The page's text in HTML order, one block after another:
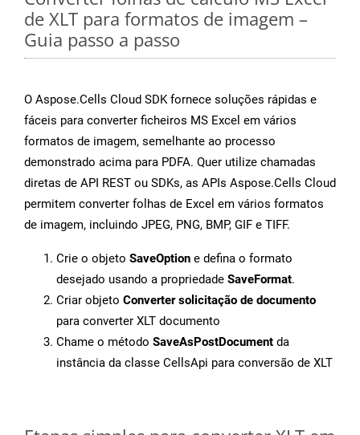
de XLT para formatos de imagem –
Guia passo a passo
O Aspose.Cells Cloud SDK fornece soluções rápidas e
fáceis para converter ficheiros MS Excel em vários
formatos de imagem, semelhante ao processo
demonstrado acima para PDFA. Quer utilize chamadas
diretas de API REST ou SDKs, as APIs Aspose.Cells Cloud
permitem converter folhas de Excel em vários formatos
de imagem, incluindo JPEG, PNG, BMP, GIF e TIFF.
Crie o objeto SaveOption e defina o formato
desejado usando a propriedade SaveFormat.
Criar objeto Converter solicitação de documento
para converter XLT documento
Chame o método SaveAsPostDocument da
instância da classe CellsApi para conversão de XLT